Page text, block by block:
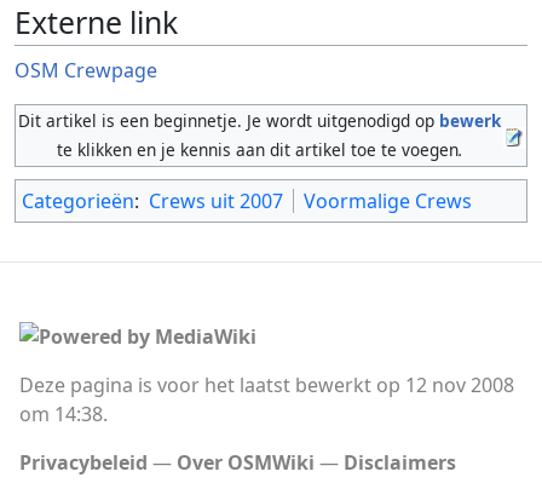
Externe link
OSM Crewpage
Dit artikel is een beginnetje. Je wordt uitgenodigd op bewerk
te klikken en je kennis aan dit artikel toe te voegen.
Categorieën: Crews uit 2007 Voormalige Crews
Deze pagina is voor het laatst bewerkt op 12 nov 2008
om 14:38.
Privacybeleid
Over OSMWiki Disclaimers